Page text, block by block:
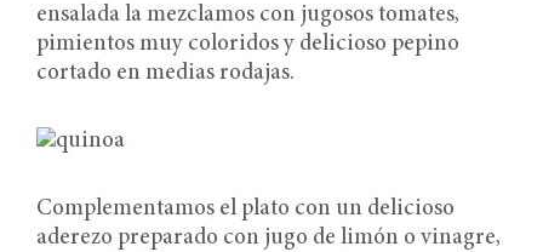
ensalada la mezclamos con jugosos tomates,
pimientos muy coloridos y delicioso pepino
cortado en medias rodajas.
Complementamos el plato con un delicioso
aderezo preparado con jugo de limón o vinagre,